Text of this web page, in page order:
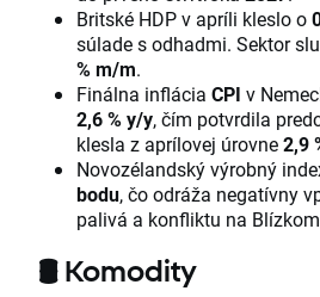
Britské HDP v apríli kleslo o
súlade s odhadmi. Sektor
% m/m.
Finálna inflácia CPI v
2,6 % y/y, čím potvrdila
klesla z aprílovej úrovne2,9
Novozélandský výrobný
bodu, čo odráža negatívny
palivá a konfliktu na
🛢️ Komodity